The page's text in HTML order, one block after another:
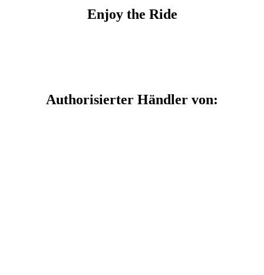
Enjoy the Ride
Authorisierter Händler von: